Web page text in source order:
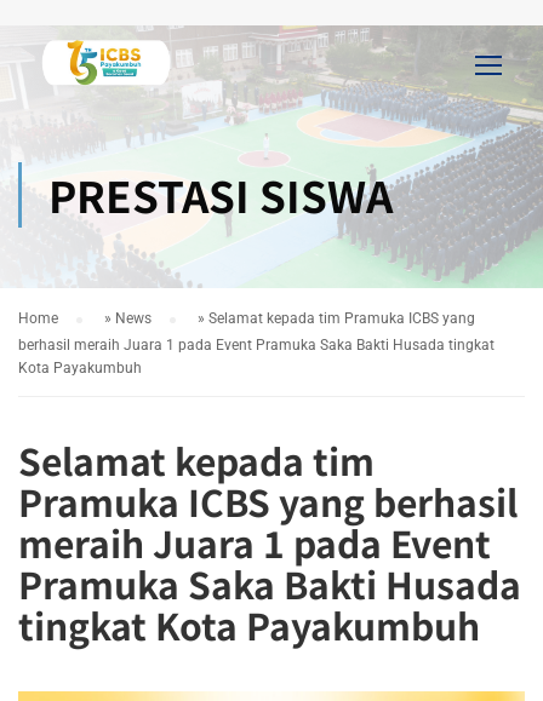
PRESTASI SISWA
Home » News » Selamat kepada tim Pramuka ICBS yang
berhasil meraih Juara 1 pada Event Pramuka Saka Bakti Husada tingkat
Kota Payakumbuh
Selamat kepada tim
Pramuka ICBS yang berhasil
meraih Juara 1 pada Event
Pramuka Saka Bakti Husada
tingkat Kota Payakumbuh